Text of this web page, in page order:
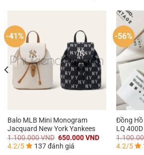
-41%
Balo MLB Mini Monogram
Jacquard New York Yankees
1.100.000VND Giá
gốc
là:
650.000VNDGiá
4.2/5 137 đánh giá
-56%
Đồng Hồ
LQ
4.2/5